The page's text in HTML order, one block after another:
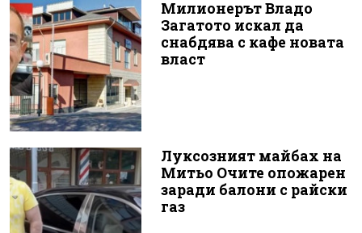
Милионерът Владо
Загатото искал да
снабдява с кафе новата
власт
Луксозният майбах на
Митьо Очите опожарен
заради балони с райски
газ